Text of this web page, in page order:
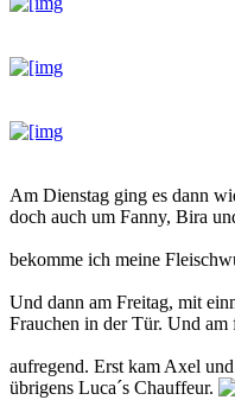
Am Dienstag ging es dann
doch auch um Fanny, Bira
bekomme ich meine
Und dann am Freitag, mit
Frauchen in der Tür. Und am
aufregend. Erst kam Axel
übrigens Luca´s Chauffeur.